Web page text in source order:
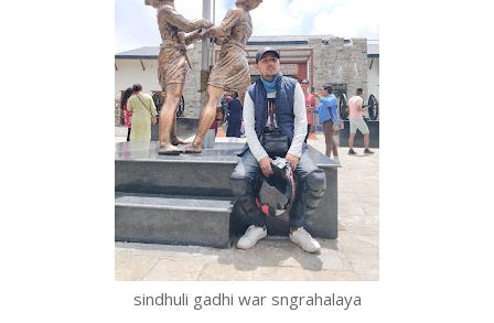
sindhuli gadhi war sngrahalaya